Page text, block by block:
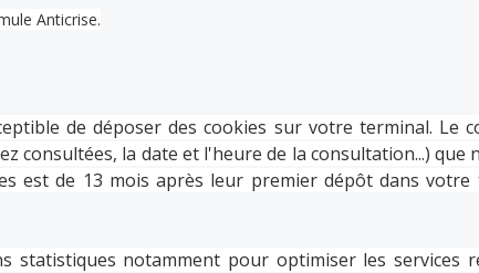
Anticrise.
de déposer des cookies sur votre terminal. Le
consultées, la date et l'heure de la consultation...)
est de 13 mois après leur premier dépôt dans votre
statistiques notamment pour optimiser les